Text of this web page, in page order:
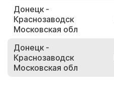
Донецк -
Краснозаводск
Московская обл
Донецк -
Краснозаводск
Московская обл